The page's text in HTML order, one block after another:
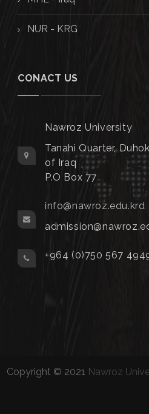
NUR - KRG
CONACT US
Nawroz University
Tanahi Quarter,
of Iraq
P.O Box 77
info@nawroz.edu.krd
+964 (0)750 567
Copyright © 2021 Nawroz